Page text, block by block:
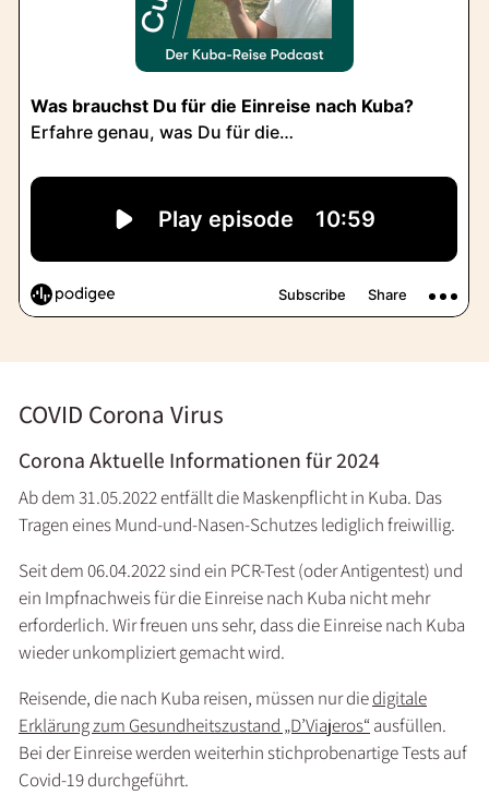
COVID Corona Virus
Corona Aktuelle Informationen für 2024
Ab dem 31.05.2022 entfällt die Maskenpflicht in Kuba. Das
Tragen eines Mund-und-Nasen-Schutzes lediglich freiwillig.
Seit dem 06.04.2022 sind ein PCR-Test (oder Antigentest) und
ein Impfnachweis für die Einreise nach Kuba nicht mehr
erforderlich. Wir freuen uns sehr, dass die Einreise nach Kuba
wieder unkompliziert gemacht wird.
Reisende, die nach Kuba reisen, müssen nur diedigitale
Erklärung zum Gesundheitszustand „D’Viajeros“ausfüllen.
Bei der Einreise werden weiterhin stichprobenartige Tests auf
Covid-19 durchgeführt.